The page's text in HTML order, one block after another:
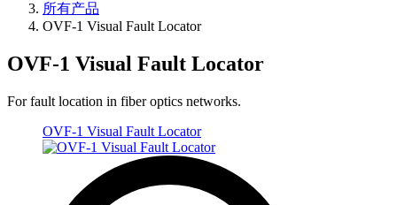
所有产品
OVF-1 Visual Fault Locator
OVF-1 Visual Fault Locator
For fault location in fiber optics networks.
OVF-1 Visual Fault Locator